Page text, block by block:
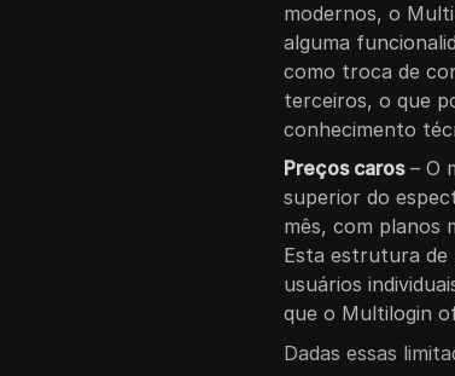
modernos, o
alguma
como troca de
terceiros, o que
conhecimento
Preços caros– O
superior do
mês, com planos
Esta estrutura de
usuários
que o Multilogin
Dadas essas